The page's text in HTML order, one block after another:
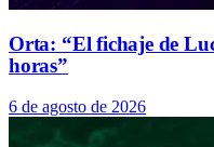
Orta: “El fichaje de
horas”
6 de agosto de 2026